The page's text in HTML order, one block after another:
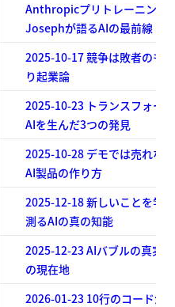
Anthropicプリトレーニング
Josephが語るAIの最前線
2025-10-17 競争は敗者のも
り起業論
2025-10-23 トランスフォー
AIを生んだ3つの発見
2025-10-28 デモでは売れな
AI製品の作り方
2025-12-18 新しいことを学
測るAIの真の知能
2025-12-23 AIバブルの真実
の現在地
2026-01-23 10行のコードが